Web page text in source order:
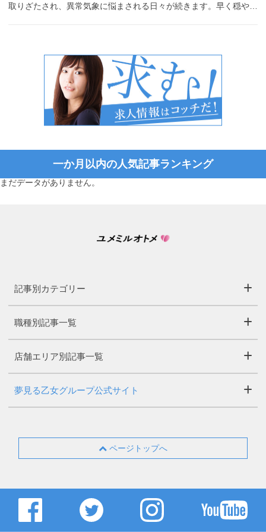
取りざたされ、異常気象に悩まされる日々が続きます。早く穏や…
一か月以内の人気記事ランキング
まだデータがありません。
記事別カテゴリー
職種別記事一覧
店舗エリア別記事一覧
夢見る乙女グループ公式サイト
ページトップへ